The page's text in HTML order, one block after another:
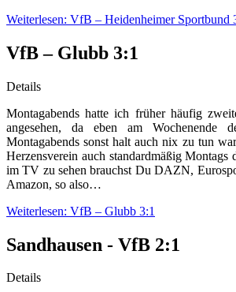
Weiterlesen: VfB – Heidenheimer Sportbund
VfB – Glubb 3:1
Details
Montagabends hatte ich früher häufig
angesehen, da eben am Wochenende
Montagabends sonst halt auch nix zu tun
Herzensverein auch standardmäßig
im TV zu sehen brauchst Du DAZN,
Amazon, so also…
Weiterlesen: VfB – Glubb 3:1
Sandhausen - VfB 2:1
Details